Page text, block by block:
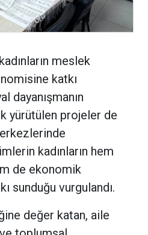
meslek
katkı
dayanışmanın
yürütülen projeler de
kadınların hem
de ekonomik
sunduğu vurgulandı.
değer katan, aile